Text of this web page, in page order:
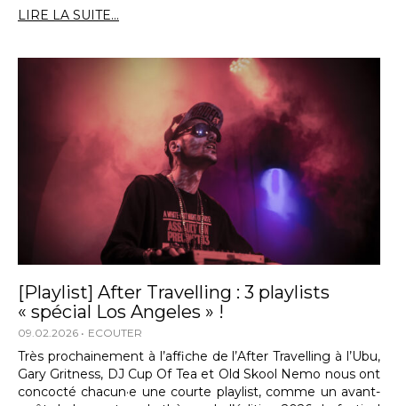
LIRE LA SUITE...
[Playlist] After Travelling : 3 playlists
« spécial Los Angeles » !
09.02.2026 ECOUTER
Très prochainement à l’affiche de l’After Travelling à l’Ubu,
Gary Gritness, DJ Cup Of Tea et Old Skool Nemo nous ont
concocté chacun·e une courte playlist, comme un avant-